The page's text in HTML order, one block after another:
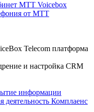
МТТ Voicebox
от МТТ
Telecom платформа
и настройка CRM
информации
деятельность Комплаенс